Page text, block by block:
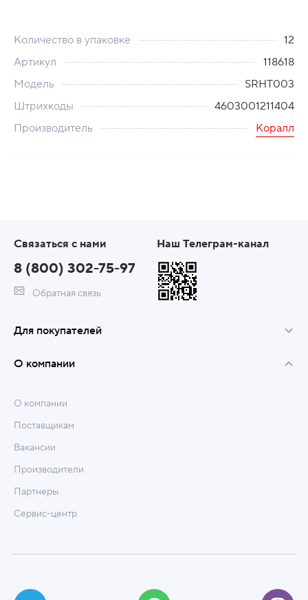
Количество в упаковке
12
Артикул
118618
Модель
SRHT003
Штрихкоды
4603001211404
Производитель
Коралл
Связаться с нами
8 (800) 302-75-97
Обратная связь
Наш Телеграм-канал
Для покупателей
О компании
О компании
Поставщикам
Вакансии
Производители
Партнеры
Сервис-центр